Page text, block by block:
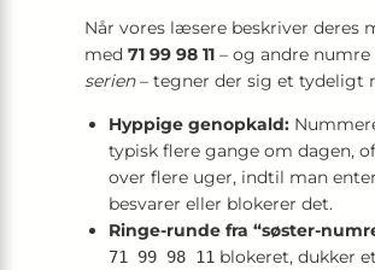
Når vores læsere beskriver deres
med 71 99 98 11 – og andre numre
serien– tegner der sig et tydeligt
Hyppige genopkald:
typisk flere gange om dagen,
over flere uger, indtil man
besvarer eller blokerer det.
Ringe-runde fra “søster-
71 99 98 11 blokeret, dukker